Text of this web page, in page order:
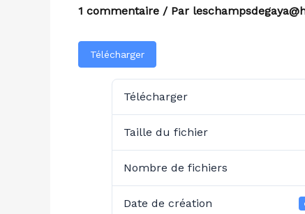
1 commentaire / Par
Télécharger
Télécharger
Taille du fichier
Nombre de fichiers
Date de création